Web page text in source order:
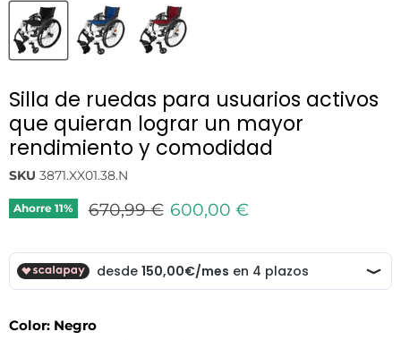
Silla de ruedas para usuarios activos
que quieran lograr un mayor
rendimiento y comodidad
SKU 3871.XX01.38.N
Ahorre 11% Precio original
670,99 € Precio actual
600,00 €
Color: Negro